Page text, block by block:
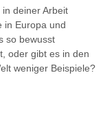
in deiner Arbeit
in Europa und
so bewusst
oder gibt es in den
weniger Beispiele?